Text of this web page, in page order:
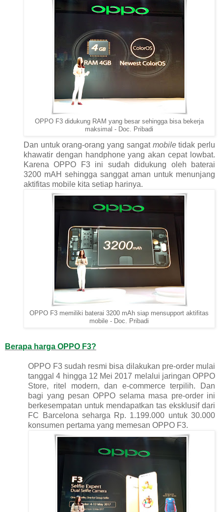
OPPO F3 didukung RAM yang besar sehingga bisa bekerja
maksimal - Doc. Pribadi
Dan untuk orang-orang yang sangat mobiletidak perlu
khawatir dengan handphone yang akan cepat lowbat.
Karena OPPO F3 ini sudah didukung oleh baterai
3200 mAH sehingga sanggat aman untuk menunjang
aktifitas mobile kita setiap harinya.
OPPO F3 memiliki baterai 3200 mAh siap mensupport aktifitas
mobile - Doc. Pribadi
Berapa harga OPPO F3?
OPPO F3 sudah resmi bisa dilakukan pre-order mulai
tanggal 4 hingga 12 Mei 2017 melalui jaringan OPPO
Store, ritel modern, dan e-commerce terpilih. Dan
bagi yang pesan OPPO selama masa pre-order ini
berkesempatan untuk mendapatkan tas eksklusif dari
FC Barcelona seharga Rp. 1.199.000 untuk 30.000
konsumen pertama yang memesan OPPO F3.